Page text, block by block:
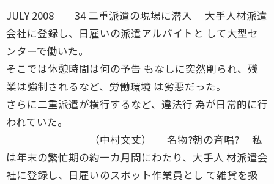
JULY 2008 34 二重派遣の現場に潜入 大手人材派遣
会社に登録し、日雇いの派遣アルバイトと して大型セ
ンターで働いた。
そこでは休憩時間は何の予告 もなしに突然削られ、残
業は強制されるなど、労働環境 は劣悪だった。
さらに二重派遣が横行するなど、違法行 為が日常的に行
われていた。
（中村文丈） 名物?朝の斉唱? 私
は年末の繁忙期の約一カ月間にわたり、大手人 材派遣会
社に登録し、日雇いのスポット作業員とし て雑貨を扱